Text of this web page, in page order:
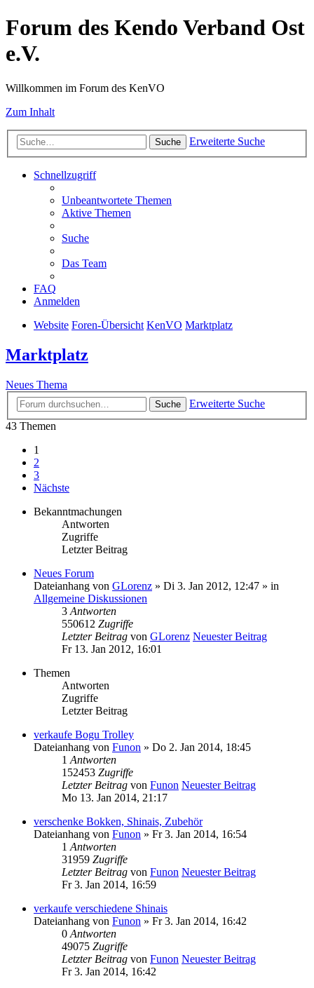
Forum des Kendo Verband Ost
e.V.
Willkommen im Forum des KenVO
Zum Inhalt
Suche Erweiterte Suche
Schnellzugriff
Unbeantwortete Themen
Aktive Themen
Suche
Das Team
FAQ
Anmelden
Website Foren-Übersicht KenVO Marktplatz
Marktplatz
Neues Thema
Suche
Erweiterte Suche
43 Themen
1
2
3
Nächste
Bekanntmachungen
Antworten
Zugriffe
Letzter Beitrag
Neues Forum
Dateianhang von GLorenz » Di 3. Jan 2012, 12:47 » in
Allgemeine Diskussionen
3 Antworten
550612 Zugriffe
Letzter Beitrag von GLorenz Neuester Beitrag
Fr 13. Jan 2012, 16:01
Themen
Antworten
Zugriffe
Letzter Beitrag
verkaufe Bogu Trolley
Dateianhang von Funon » Do 2. Jan 2014, 18:45
1 Antworten
152453 Zugriffe
Letzter Beitrag von Funon Neuester Beitrag
Mo 13. Jan 2014, 21:17
verschenke Bokken, Shinais, Zubehör
Dateianhang von Funon » Fr 3. Jan 2014, 16:54
1 Antworten
31959 Zugriffe
Letzter Beitrag von Funon Neuester Beitrag
Fr 3. Jan 2014, 16:59
verkaufe verschiedene Shinais
Dateianhang von Funon » Fr 3. Jan 2014, 16:42
0 Antworten
49075 Zugriffe
Letzter Beitrag von Funon Neuester Beitrag
Fr 3. Jan 2014, 16:42